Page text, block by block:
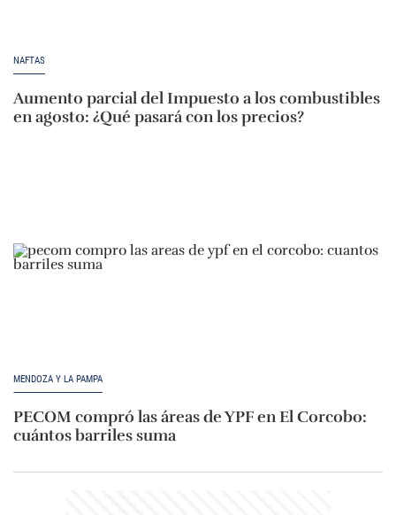
NAFTAS
Aumento parcial del Impuesto a los combustibles
en agosto: ¿Qué pasará con los precios?
MENDOZA Y LA PAMPA
PECOM compró las áreas de YPF en El Corcobo:
cuántos barriles suma